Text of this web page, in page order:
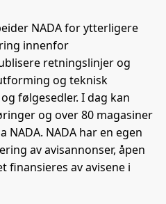
e
o
o
k
k
d
I
o
t
NADA for ytterligere
innenfor
retningslinjer og
og teknisk
følgesedler. I dag kan
og over 80 magasiner
NADA har en egen
av avisannonser, åpen
finansieres av avisene i